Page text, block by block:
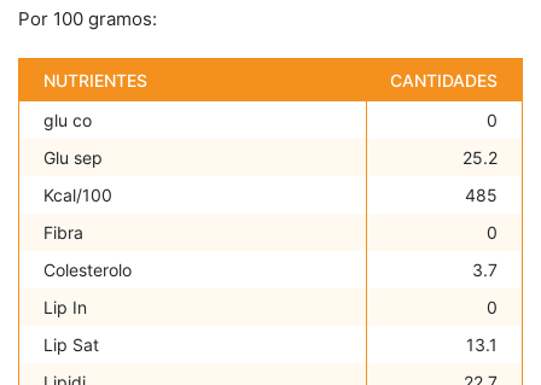
Por 100 gramos:
NUTRIENTES
CANTIDADES
glu co
0
Glu sep
25.2
Kcal/100
485
Fibra
0
Colesterolo
3.7
Lip In
0
Lip Sat
13.1